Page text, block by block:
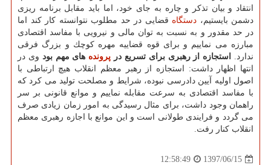
انتقاد و بیان تذكر و چاره به جای خود، اما باید مقابل برنامه ریزی
دشمن بایستیم، دستگاه قضایی در حد مطلوب نتوانسته كار كند اما
در حد مقدور و به نسبت به توان مالی و نیرویی با مفاسد اقتصادی
مبارزه می نماییم و برای قوه قضاییه مهره كوچك و بزرگ فرقی
ندارد.
استجازه از رهبری برای تسریع در پرونده های مهم بود وی در
انتها اظهار داشت: استجازه از رهبر معظم انقلاب هیچ ارتباطی با
اصول اولیه آیین دادرسی نبوده، شرایط و مصلحت تولید می كرد كه
با مفاسد اقتصادی به سرعت مقابله نماییم و موانع قانونی بر سر
راهمان وجود داشت، برای مثال رسیدگی به امور زمان زیادی صرف
می گردد و فرایندی طولانی است و این موانع با اجازه رهبری معظم
انقلاب كنار رفت.
1397/06/15
12:58:49